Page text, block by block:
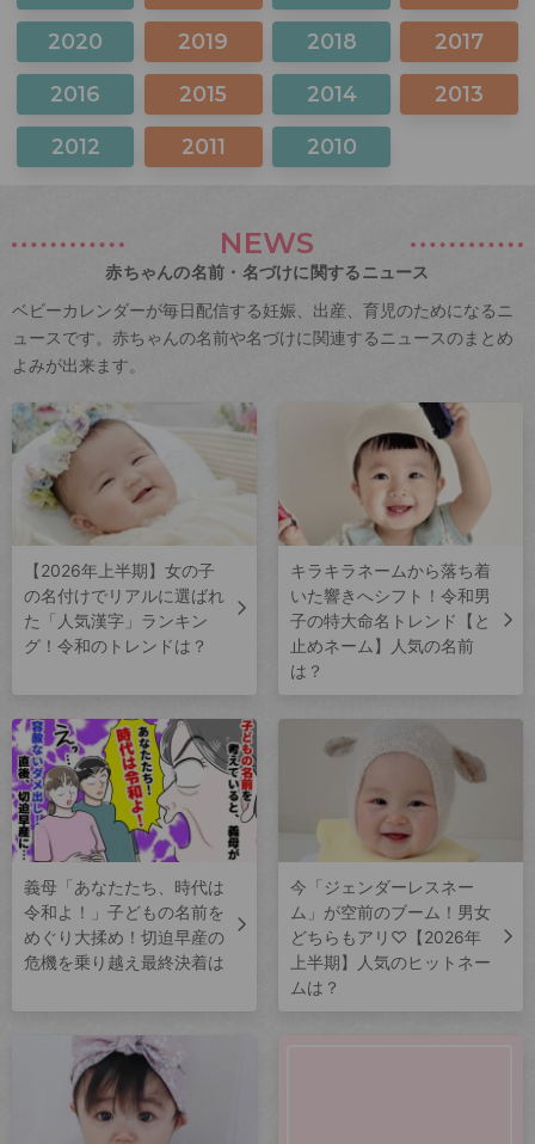
2020 2019 2018 2017
2016 2015 2014 2013
2012 2011 2010
NEWS
赤ちゃんの名前・名づけに関するニュース
ベビーカレンダーが毎日配信する妊娠、出産、育児のためになるニ
ュースです。赤ちゃんの名前や名づけに関連するニュースのまとめ
よみが出来ます。
【2026年上半期】女の子
の名付けでリアルに選ばれ
た「人気漢字」ランキン
グ！令和のトレンドは？
キラキラネームから落ち着
いた響きへシフト！令和男
子の特大命名トレンド【と
止めネーム】人気の名前
は？
義母「あなたたち、時代は
令和よ！」子どもの名前を
めぐり大揉め！切迫早産の
危機を乗り越え最終決着は
今「ジェンダーレスネー
ム」が空前のブーム！男女
どちらもアリ♡【2026年
上半期】人気のヒットネー
ムは？